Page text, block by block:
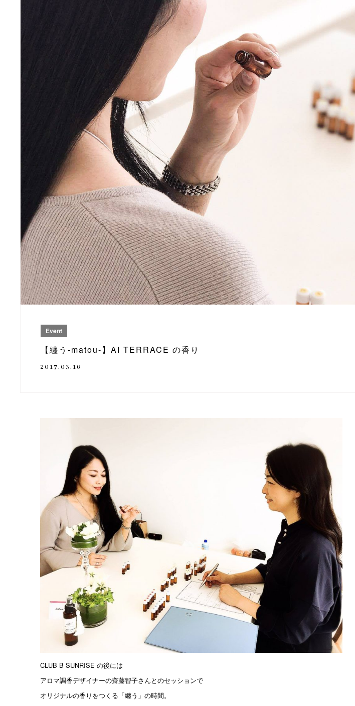
Event
【纏う-matou-】AI TERRACE の香り
2017.03.16
CLUB B SUNRISE の後には
アロマ調香デザイナーの齋藤智子さんとのセッションで
オリジナルの香りをつくる「纏う」の時間。